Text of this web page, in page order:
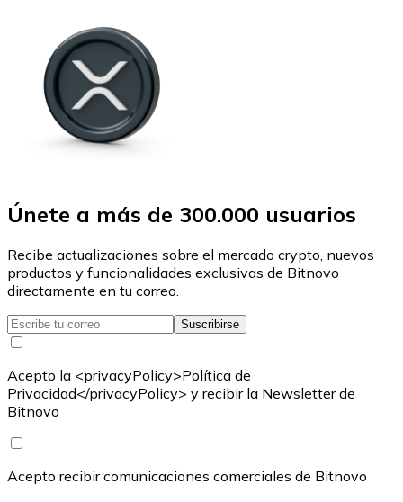
Únete a más de 300.000 usuarios
Recibe actualizaciones sobre el mercado crypto, nuevos
productos y funcionalidades exclusivas de Bitnovo
directamente en tu correo.
Suscribirse
Acepto la <privacyPolicy>Política de
Privacidad</privacyPolicy> y recibir la Newsletter de
Bitnovo
Acepto recibir comunicaciones comerciales de Bitnovo